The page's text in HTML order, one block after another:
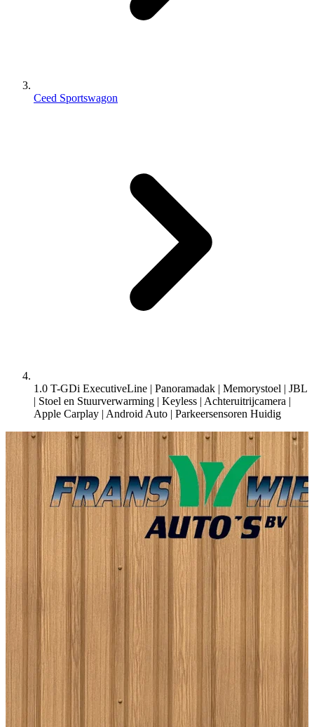
Ceed Sportswagon
1.0 T-GDi ExecutiveLine | Panoramadak | Memorystoel | JBL
| Stoel en Stuurverwarming | Keyless | Achteruitrijcamera |
Apple Carplay | Android Auto | Parkeersensoren Huidig